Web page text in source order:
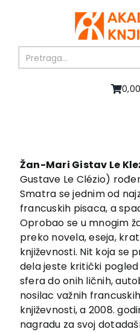
O nama
Knjige
U pripremi
Akcija
Autori
Vesti
EU PROJEKTI
Kontakt
Žan-Mari Gistav Le
Gustave Le Clézio)
Smatra se jednim od
francuskih pisaca, a
Oprobao se u mnogim
preko novela, eseja,
književnosti. Nit koja se
dela jeste kritički
sfera do onih ličnih,
nosilac važnih
književnosti, a 2008.
nagradu za svoj